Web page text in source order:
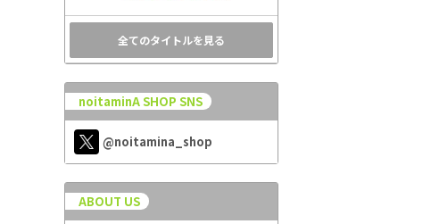
全てのタイトルを見る
noitaminA SHOP SNS
@noitamina_shop
ABOUT US